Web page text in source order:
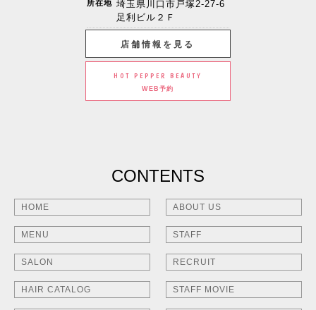
所在地 埼玉県川口市戸塚2-27-6
足利ビル２Ｆ
店舗情報を見る
HOT PEPPER BEAUTY
WEB予約
CONTENTS
HOME ABOUT US
MENU STAFF
SALON RECRUIT
HAIR CATALOG STAFF MOVIE